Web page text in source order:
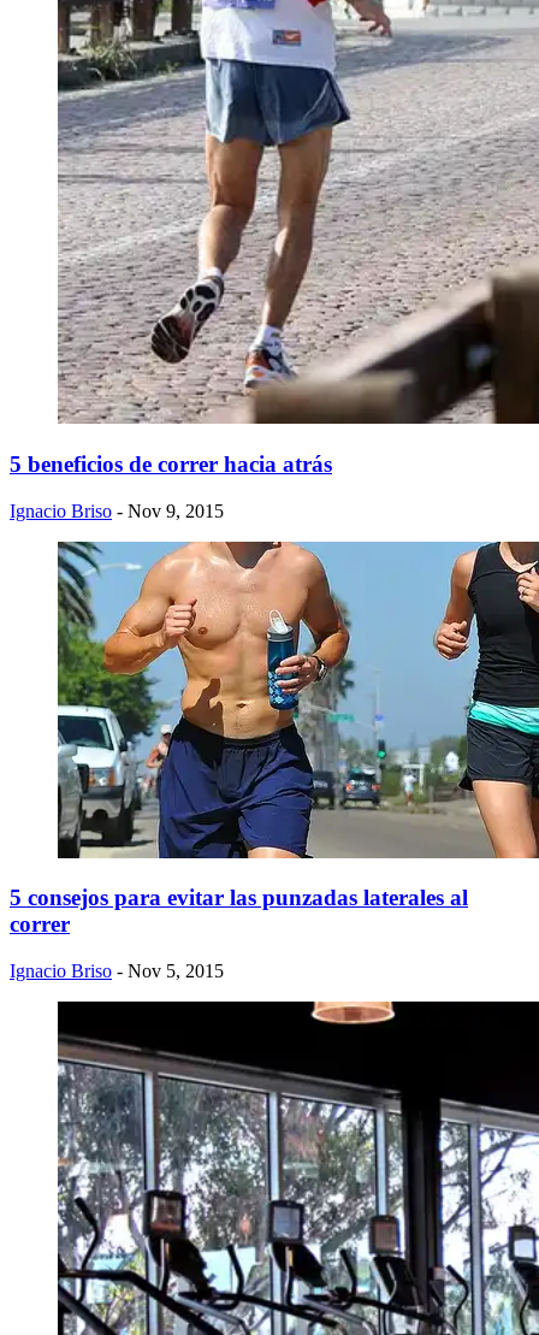
5 beneficios de correr hacia atrás
Ignacio Briso - Nov 9, 2015
5 consejos para evitar las punzadas laterales al
correr
Ignacio Briso - Nov 5, 2015